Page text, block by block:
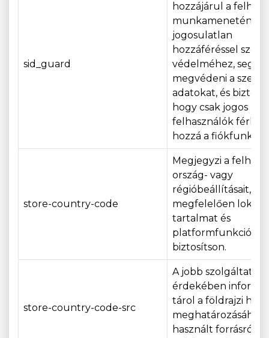
sid_guard
hozzájárul a
munkamenetének
jogosulatlan
hozzáféréssel
védelméhez, segít
megvédeni a
adatokat, és
hogy csak jogos
felhasználók
hozzá a
store-country-code
Megjegyzi a
ország- vagy
régióbeállításait,
megfelelően
tartalmat és
platformfunkciókat
biztosítson.
store-country-code-src
A jobb
érdekében
tárol a földrajzi hely
meghatározásához
használt forrásról